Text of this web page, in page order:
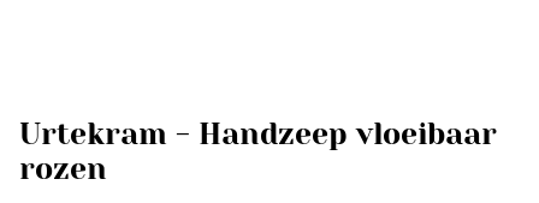
Urtekram - Handzeep vloeibaar
rozen